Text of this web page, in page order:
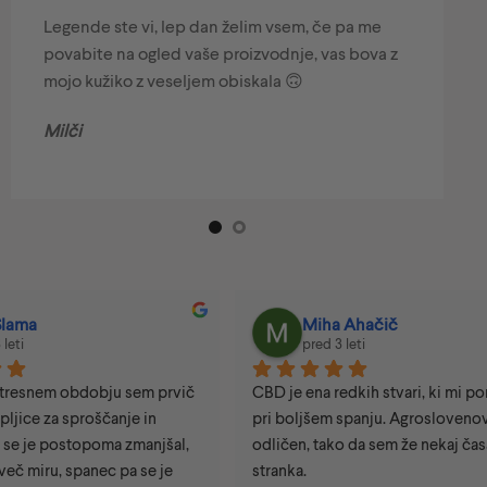
Legende ste vi, lep dan želim vsem, če pa me
povabite na ogled vaše proizvodnje, vas bova z
mojo kužiko z veseljem obiskala 🙃
Milči
Ahačič
3 leti
redkih stvari, ki mi pomaga
spanju. Agroslovenov je
da sem že nekaj časa redna
Elizabeta Ivacic
pred 3 leti
Uporabljam sedaj
Agrosloven že dva meseca.
zadovoljna in stanje moje
izboljšalo. 💚 Toplo